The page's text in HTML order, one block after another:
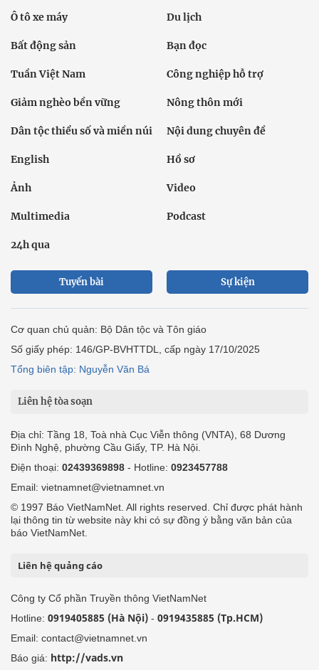
Ô tô xe máy Du lịch
Bất động sản Bạn đọc
Tuần Việt Nam Công nghiệp hỗ trợ
Giảm nghèo bền vững Nông thôn mới
Dân tộc thiểu số và miền núi Nội dung chuyên đề
English Hồ sơ
Ảnh Video
Multimedia Podcast
24h qua
Tuyến bài Sự kiện
Cơ quan chủ quản: Bộ Dân tộc và Tôn giáo
Số giấy phép: 146/GP-BVHTTDL, cấp ngày 17/10/2025
Tổng biên tập: Nguyễn Văn Bá
Liên hệ tòa soạn
Địa chỉ: Tầng 18, Toà nhà Cục Viễn thông (VNTA), 68 Dương
Đình Nghệ, phường Cầu Giấy, TP. Hà Nội.
Điện thoại: 02439369898 - Hotline: 0923457788
Email: vietnamnet@vietnamnet.vn
© 1997 Báo VietNamNet. All rights reserved. Chỉ được phát hành
lại thông tin từ website này khi có sự đồng ý bằng văn bản của
báo VietNamNet.
Liên hệ quảng cáo
Công ty Cổ phần Truyền thông VietNamNet
Hotline: 0919405885 (Hà Nội) - 0919435885 (Tp.HCM)
Email: contact@vietnamnet.vn
Báo giá: http://vads.vn